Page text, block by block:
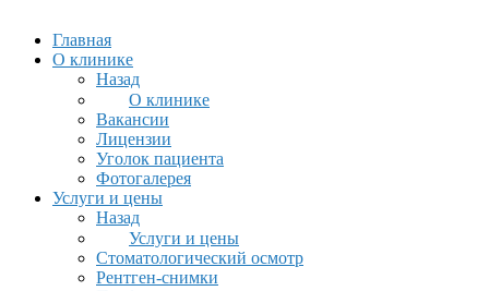
Главная
О клинике
Назад
О клинике
Вакансии
Лицензии
Уголок пациента
Фотогалерея
Услуги и цены
Назад
Услуги и цены
Стоматологический осмотр
Рентген-снимки